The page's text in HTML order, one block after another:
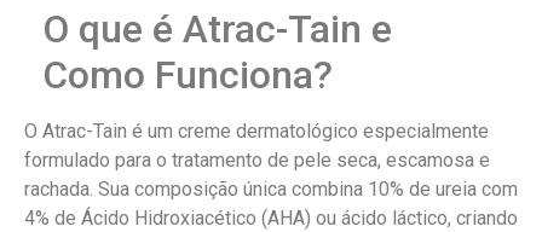
O que é Atrac-Tain e
Como Funciona?
O Atrac-Tain é um creme dermatológico especialmente
formulado para o tratamento de pele seca, escamosa e
rachada. Sua composição única combina 10% de ureia com
4% de Ácido Hidroxiacético (AHA) ou ácido láctico, criando